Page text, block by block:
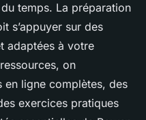
temps. La préparation
s’appuyer sur des
adaptées à votre
on
en ligne complètes, des
exercices pratiques